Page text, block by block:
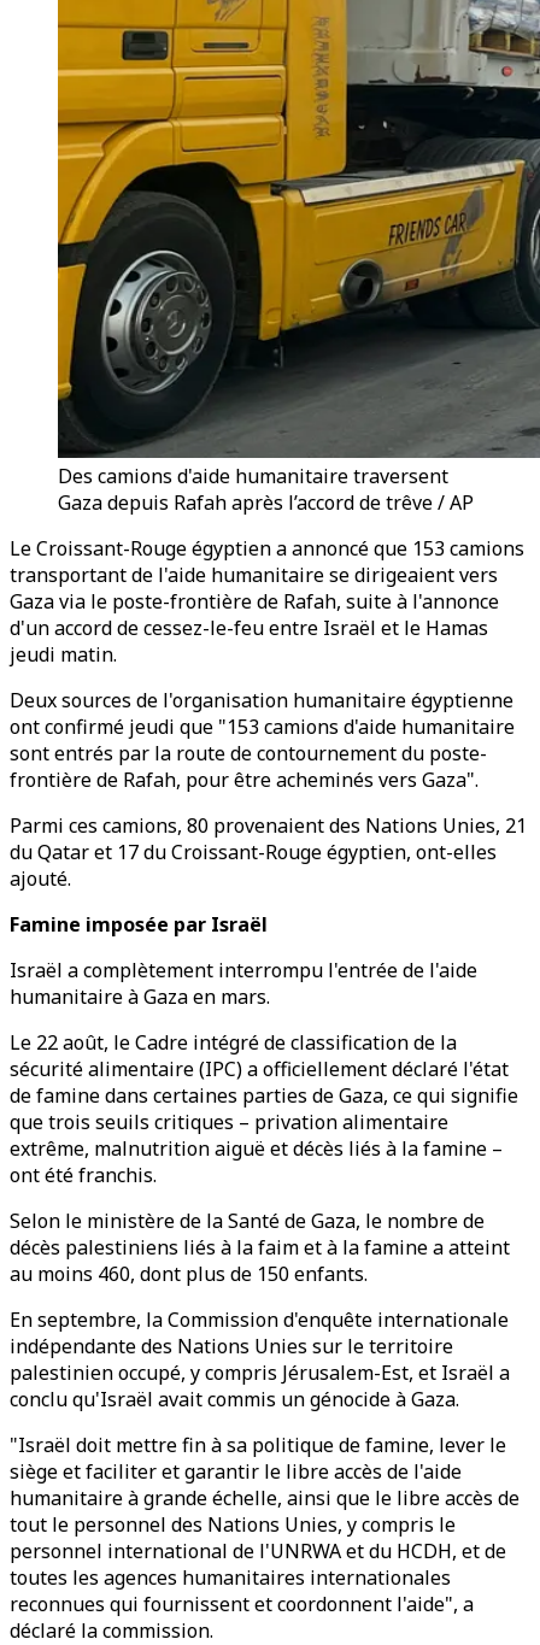
Des camions d'aide humanitaire traversent
Gaza depuis Rafah après l’accord de trêve / AP
Le Croissant-Rouge égyptien a annoncé que 153 camions
transportant de l'aide humanitaire se dirigeaient vers
Gaza via le poste-frontière de Rafah, suite à l'annonce
d'un accord de cessez-le-feu entre Israël et le Hamas
jeudi matin.
Deux sources de l'organisation humanitaire égyptienne
ont confirmé jeudi que "153 camions d'aide humanitaire
sont entrés par la route de contournement du poste-
frontière de Rafah, pour être acheminés vers Gaza".
Parmi ces camions, 80 provenaient des Nations Unies, 21
du Qatar et 17 du Croissant-Rouge égyptien, ont-elles
ajouté.
Famine imposée par Israël
Israël a complètement interrompu l'entrée de l'aide
humanitaire à Gaza en mars.
Le 22 août, le Cadre intégré de classification de la
sécurité alimentaire (IPC) a officiellement déclaré l'état
de famine dans certaines parties de Gaza, ce qui signifie
que trois seuils critiques – privation alimentaire
extrême, malnutrition aiguë et décès liés à la famine –
ont été franchis.
Selon le ministère de la Santé de Gaza, le nombre de
décès palestiniens liés à la faim et à la famine a atteint
au moins 460, dont plus de 150 enfants.
En septembre, la Commission d'enquête internationale
indépendante des Nations Unies sur le territoire
palestinien occupé, y compris Jérusalem-Est, et Israël a
conclu qu'Israël avait commis un génocide à Gaza.
"Israël doit mettre fin à sa politique de famine, lever le
siège et faciliter et garantir le libre accès de l'aide
humanitaire à grande échelle, ainsi que le libre accès de
tout le personnel des Nations Unies, y compris le
personnel international de l'UNRWA et du HCDH, et de
toutes les agences humanitaires internationales
reconnues qui fournissent et coordonnent l'aide", a
déclaré la commission.